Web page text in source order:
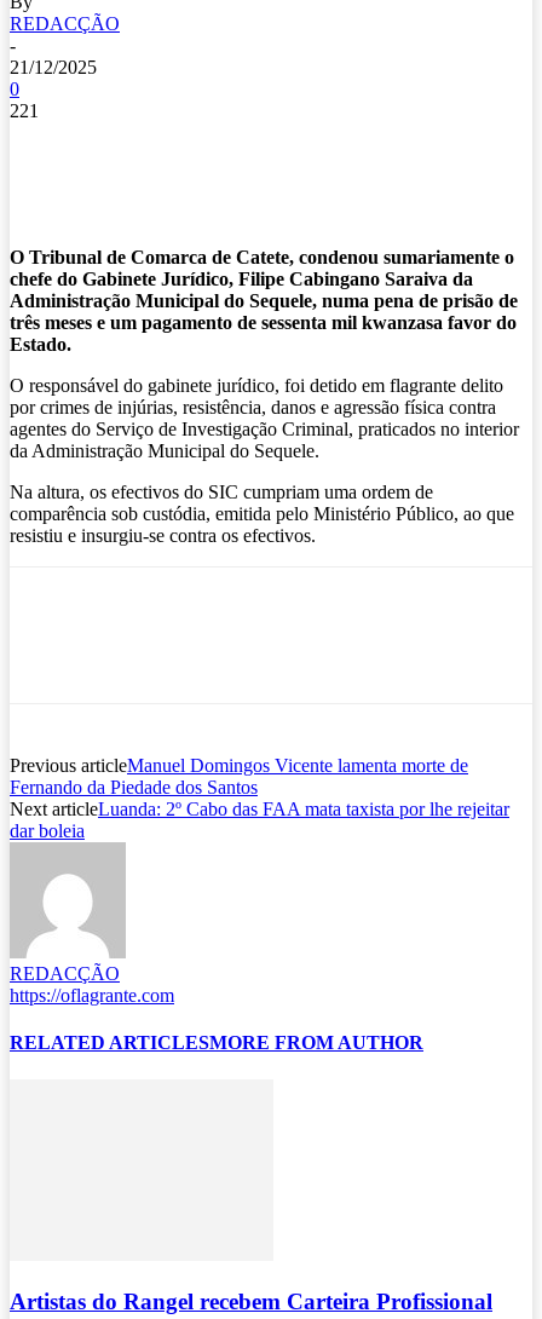
REDACÇÃO
-
21/12/2025
0
221
O Tribunal de Comarca de Catete, condenou sumariamente o
chefe do Gabinete Jurídico, Filipe Cabingano Saraiva da
Administração Municipal do Sequele, numa pena de prisão de
três meses e um pagamento de sessenta mil kwanzasa favor do
Estado.
O responsável do gabinete jurídico, foi detido em flagrante delito
por crimes de injúrias, resistência, danos e agressão física contra
agentes do Serviço de Investigação Criminal, praticados no interior
da Administração Municipal do Sequele.
Na altura, os efectivos do SIC cumpriam uma ordem de
comparência sob custódia, emitida pelo Ministério Público, ao que
resistiu e insurgiu-se contra os efectivos.
Previous articleManuel Domingos Vicente lamenta morte de
Fernando da Piedade dos Santos
Next articleLuanda: 2º Cabo das FAA mata taxista por lhe rejeitar
dar boleia
REDACÇÃO
https://oflagrante.com
RELATED ARTICLESMORE FROM AUTHOR
Artistas do Rangel recebem Carteira Profissional